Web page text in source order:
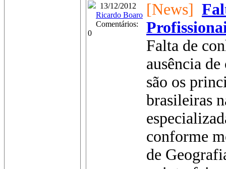
13/12/2012
Ricardo Boaro
Comentários:
0
[News]
Falta de
ausência
são os
brasileiras
conforme
de